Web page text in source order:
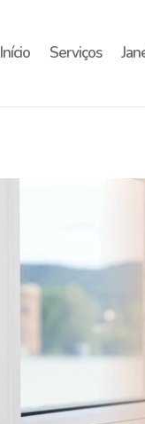
Início Serviços